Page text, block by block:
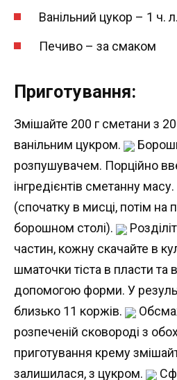
Ванільний цукор – 1 ч. л.
Печиво – за смаком
Приготування:
Змішайте 200 г сметани з
ванільним цукром.
розпушувачем. Порційно
інгредієнтів сметанну масу.
(спочатку в мисці, потім на
борошном столі).
частин, кожну скачайте в
шматочки тіста в пласти та
допомогою форми. У
близько 11 коржів.
розпеченій сковороді з
приготування крему
залишилася, з цукром.